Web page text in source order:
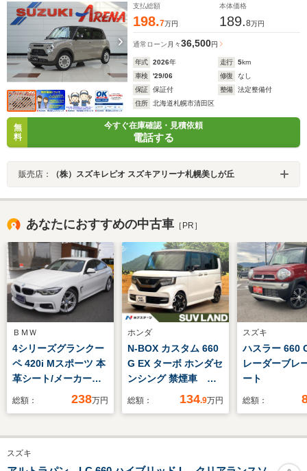
支払総額
198.7万円
本体価格
189.8万円
通常ローン 月々36,500円
年式 2026年 走行 5km
車検
'29/06 修復
なし
保証
保証付 整備
法定整備付
住所
北海道札幌市清田区
無
料
今すぐ在庫確認・見積依頼
電話する
販売店： （株）スズキレピオ スズキアリーナ札幌美しが丘
あなたにおすすめの中古車 ［PR］
ＢＭＷ
4シリーズグランクー
ペ 420i Mスポーツ 本
革シート/メーカーナ
ビ/バックカメラ/レー
害軽減/運転席シート
メモリ/前席パワーシ
総額： 238万円
ホンダ
N-BOX カスタム 660
G EX ターボ ホンダセ
ンシング 禁煙車 両
側電動ドア 11イン
グ レーダークルー
総額： 134.9万円
スズキ
ハスラー 660
レーダーブレ
ート
総額：
スズキ